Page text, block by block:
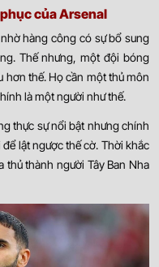
của Arsenal
hàng công có sự bổ sung
Thế nhưng, một đội bóng
hơn thế. Họ cần một thủ môn
là một người như thế.
thực sự nổi bật nhưng chính
để lật ngược thế cờ. Thời khắc
thủ thành người Tây Ban Nha